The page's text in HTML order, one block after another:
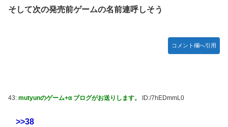
そして次の発売前ゲームの名前連呼しそう
コメント欄へ引用
43: mutyunのゲーム+α ブログがお送りします。 ID:/7hEDmmL0
>>38